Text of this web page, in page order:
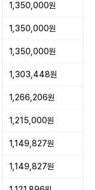
1,350,000원
1,350,000원
1,350,000원
1,303,448원
1,266,206원
1,215,000원
1,149,827원
1,149,827원